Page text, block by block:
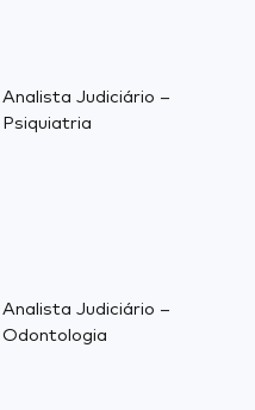
Analista Judiciário –
Psiquiatria
Analista Judiciário –
Odontologia